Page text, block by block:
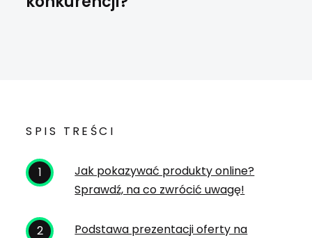
SPIS TREŚCI
Jak pokazywać produkty online?
Sprawdź, na co zwrócić uwagę!
Podstawa prezentacji oferty na